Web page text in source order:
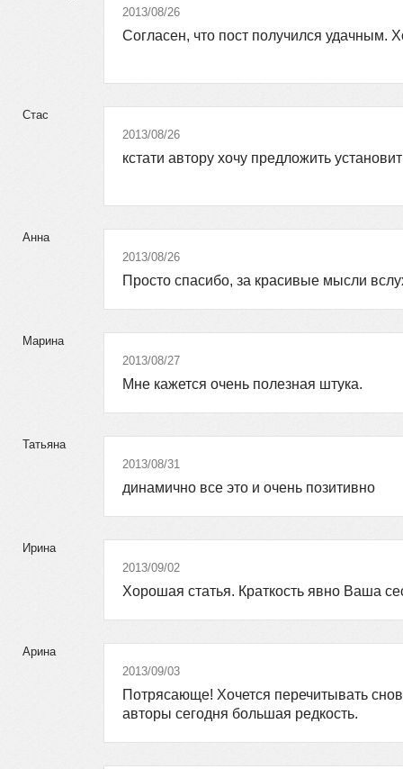
2013/08/26
Согласен, что пост получился удачным.
Стас
2013/08/26
кстати автору хочу предложить
Анна
2013/08/26
Просто спасибо, за красивые мысли
Марина
2013/08/27
Мне кажется очень полезная штука.
Татьяна
2013/08/31
динамично все это и очень позитивно
Ирина
2013/09/02
Хорошая статья. Краткость явно Ваша
Арина
2013/09/03
Потрясающе! Хочется перечитывать
авторы сегодня большая редкость.